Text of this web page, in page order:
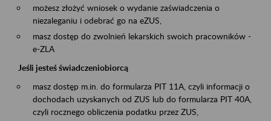
możesz złożyć wniosek o wydanie zaświadczenia o
niezaleganiu i odebrać go na eZUS,
masz dostęp do zwolnień lekarskich swoich pracowników -
e-ZLA
Jeśli jesteś świadczeniobiorcą
masz dostęp m.in. do formularza PIT 11A, czyli informacji o
dochodach uzyskanych od ZUS lub do formularza PIT 40A,
czyli rocznego obliczenia podatku przez ZUS,